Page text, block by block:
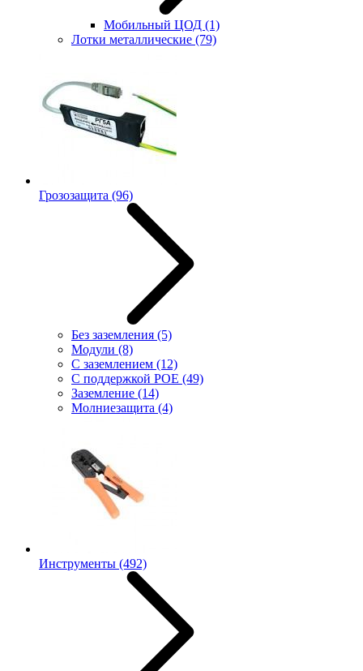
Мобильный ЦОД (1)
Лотки металлические (79)
Грозозащита (96)
Без заземления (5)
Модули (8)
С заземлением (12)
С поддержкой POE (49)
Заземление (14)
Молниезащита (4)
Инструменты (492)